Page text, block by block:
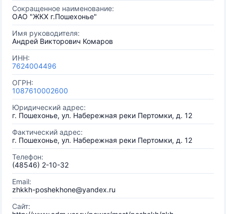
Сокращенное наименование:
ОАО "ЖКХ г.Пошехонье"
Имя руководителя:
Андрей Викторович Комаров
ИНН:
7624004496
ОГРН:
1087610002600
Юридический адрес:
г. Пошехонье, ул. Набережная реки Пертомки, д. 12
Фактический адрес:
г. Пошехонье, ул. Набережная реки Пертомки, д. 12
Телефон:
(48546) 2-10-32
Email:
zhkkh-poshekhone@yandex.ru
Сайт: